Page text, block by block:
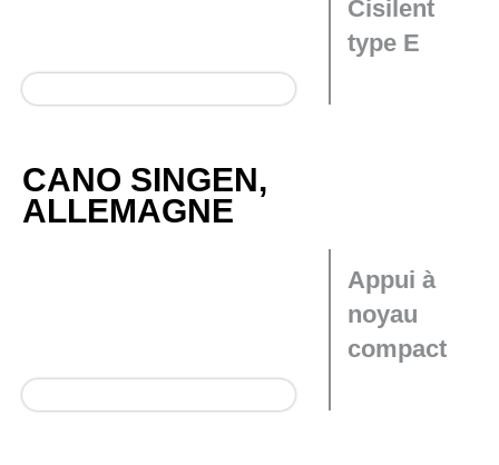
Cisilent
type E
CANO SINGEN,
ALLEMAGNE
Appui à
noyau
compact